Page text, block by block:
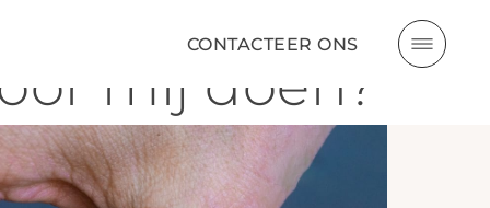
CONTACTEER ONS
mij doen?